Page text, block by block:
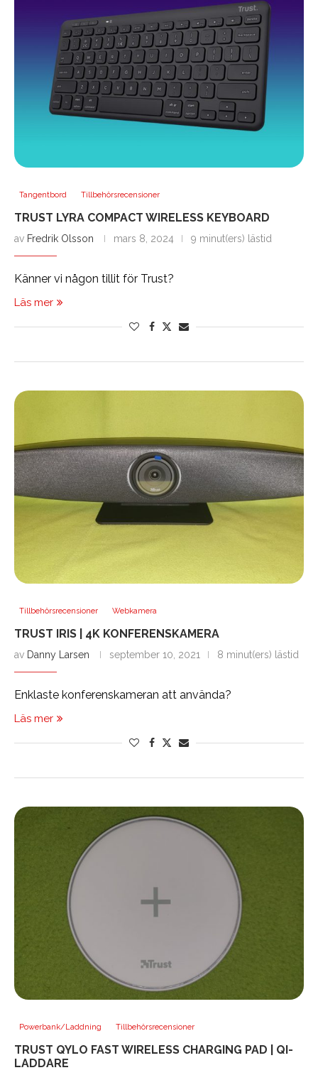
Tangentbord Tillbehörsrecensioner
TRUST LYRA COMPACT WIRELESS KEYBOARD
av Fredrik Olsson mars 8, 2024 9 minut(ers) lästid
Känner vi någon tillit för Trust?
Läs mer
Tillbehörsrecensioner Webkamera
TRUST IRIS | 4K KONFERENSKAMERA
av Danny Larsen september 10, 2021 8 minut(ers) lästid
Enklaste konferenskameran att använda?
Läs mer
Powerbank/Laddning Tillbehörsrecensioner
TRUST QYLO FAST WIRELESS CHARGING PAD | QI-
LADDARE